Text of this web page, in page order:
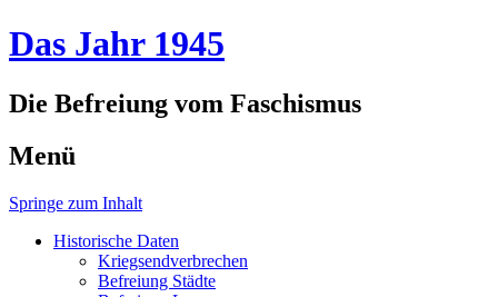
Das Jahr 1945
Die Befreiung vom Faschismus
Menü
Springe zum Inhalt
Historische Daten
Kriegsendverbrechen
Befreiung Städte